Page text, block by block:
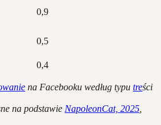
0,9
0,5
0,4
na Facebooku według typu treści
na podstawie NapoleonCat, 2025